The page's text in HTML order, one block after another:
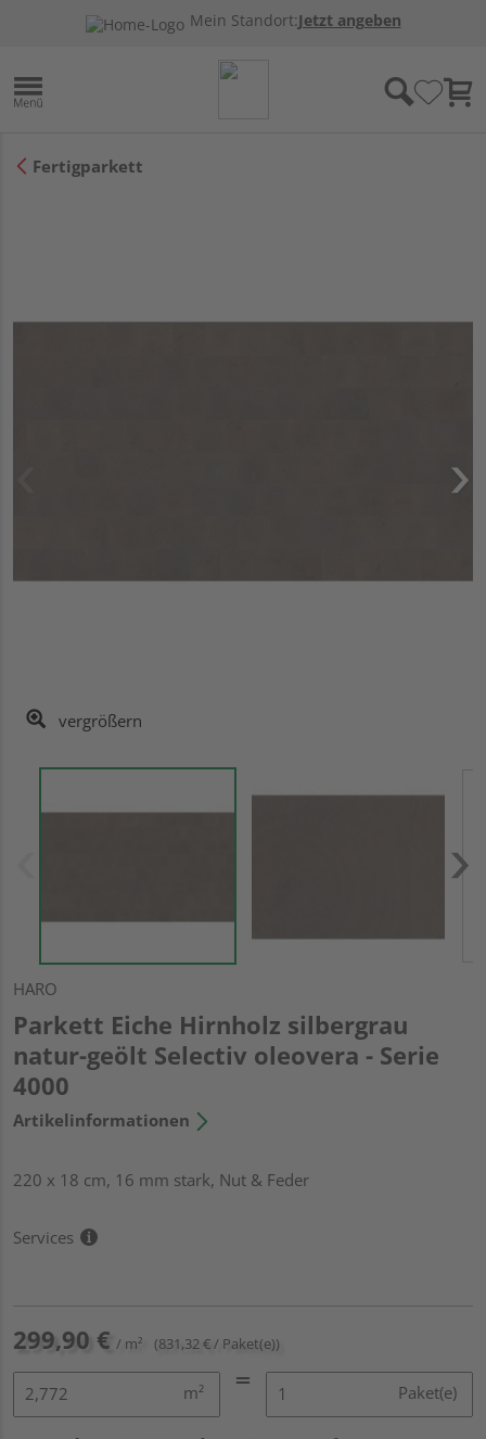
Mein Standort:Jetzt angeben
Fertigparkett
vergrößern
HARO
Parkett Eiche Hirnholz silbergrau
natur-geölt Selectiv oleovera - Serie
4000
Artikelinformationen
220 x 18 cm, 16 mm stark, Nut & Feder
Services
299,90 € / m² (831,32 € / Paket(e))
m² Paket(e)